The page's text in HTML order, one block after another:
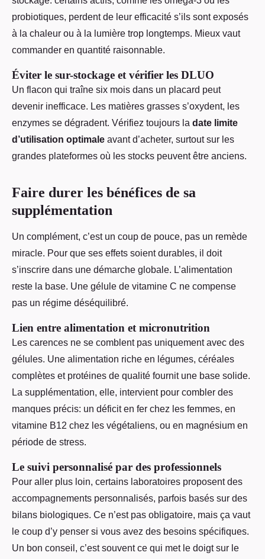
probiotiques, perdent de leur efficacité s’ils sont exposés
à la chaleur ou à la lumière trop longtemps. Mieux vaut
commander en quantité raisonnable.
Éviter le sur-stockage et vérifier les DLUO
Un flacon qui traîne six mois dans un placard peut
devenir inefficace. Les matières grasses s’oxydent, les
enzymes se dégradent. Vérifiez toujours la date limite
d’utilisation optimale avant d’acheter, surtout sur les
grandes plateformes où les stocks peuvent être anciens.
Faire durer les bénéfices de sa
supplémentation
Un complément, c’est un coup de pouce, pas un remède
miracle. Pour que ses effets soient durables, il doit
s’inscrire dans une démarche globale. L’alimentation
reste la base. Une gélule de vitamine C ne compense
pas un régime déséquilibré.
Lien entre alimentation et micronutrition
Les carences ne se comblent pas uniquement avec des
gélules. Une alimentation riche en légumes, céréales
complètes et protéines de qualité fournit une base solide.
La supplémentation, elle, intervient pour combler des
manques précis: un déficit en fer chez les femmes, en
vitamine B12 chez les végétaliens, ou en magnésium en
période de stress.
Le suivi personnalisé par des professionnels
Pour aller plus loin, certains laboratoires proposent des
accompagnements personnalisés, parfois basés sur des
bilans biologiques. Ce n’est pas obligatoire, mais ça vaut
le coup d’y penser si vous avez des besoins spécifiques.
Un bon conseil, c’est souvent ce qui met le doigt sur le